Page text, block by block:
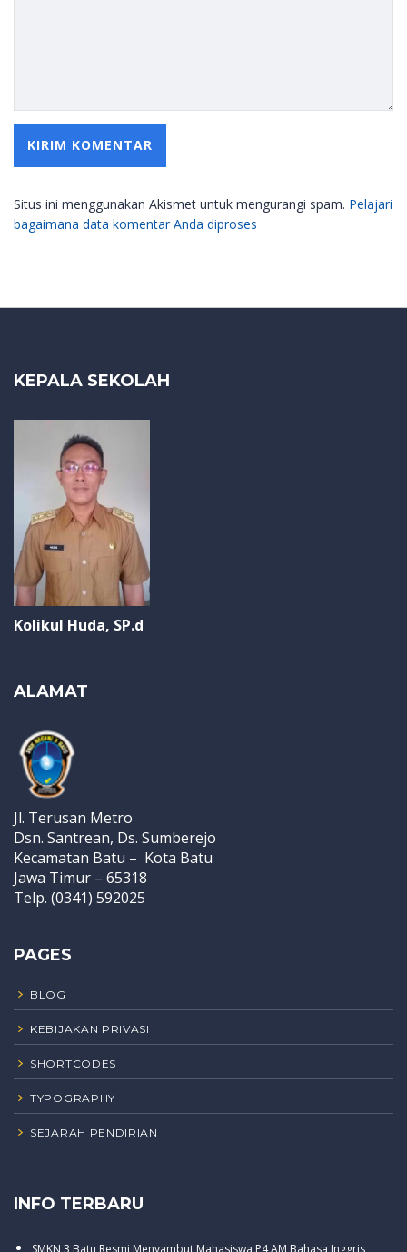
Situs ini menggunakan Akismet untuk mengurangi spam. Pelajari
bagaimana data komentar Anda diproses
KEPALA SEKOLAH
Kolikul Huda, SP.d
ALAMAT
Jl. Terusan Metro
Dsn. Santrean, Ds. Sumberejo
Kecamatan Batu – Kota Batu
Jawa Timur – 65318
Telp. (0341) 592025
PAGES
BLOG
KEBIJAKAN PRIVASI
SHORTCODES
TYPOGRAPHY
SEJARAH PENDIRIAN
INFO TERBARU